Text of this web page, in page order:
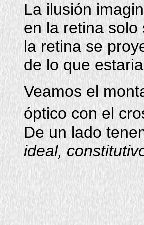
La ilusión
en la retina
la retina se
de lo que
Veamos el
óptico con el
De un lado
ideal,